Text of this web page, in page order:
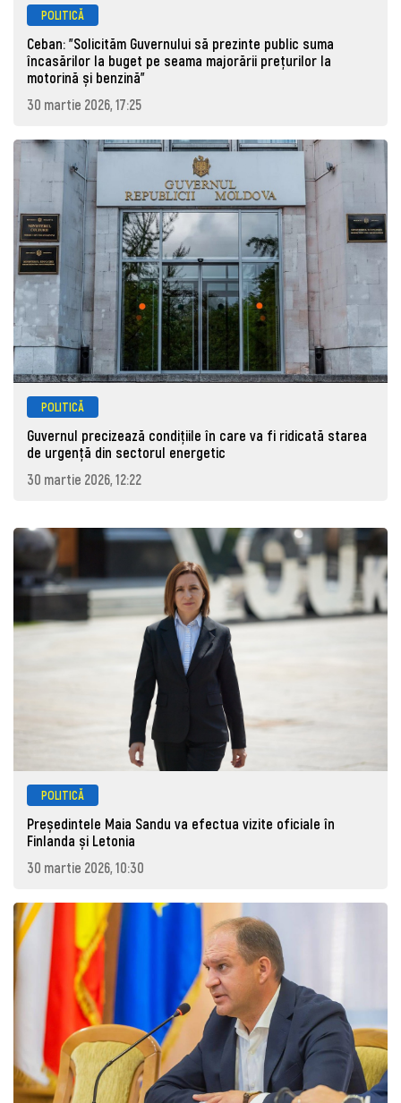
POLITICĂ
Ceban: "Solicităm Guvernului să prezinte public suma
încasărilor la buget pe seama majorării prețurilor la
motorină și benzină"
30 martie 2026, 17:25
POLITICĂ
Guvernul precizează condițiile în care va fi ridicată starea
de urgență din sectorul energetic
30 martie 2026, 12:22
POLITICĂ
Președintele Maia Sandu va efectua vizite oficiale în
Finlanda și Letonia
30 martie 2026, 10:30